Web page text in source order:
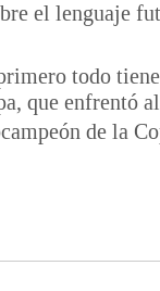
por la
objetivo es
de
el lenguaje
todo
que enfrentó al
de la